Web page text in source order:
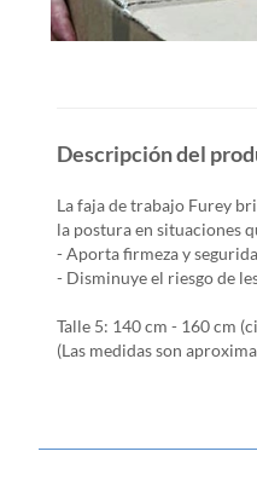
Descripción del
La faja de trabajo Furey
la postura en situaciones
- Aporta firmeza y
- Disminuye el riesgo de
Talle 5: 140 cm - 160 cm
(Las medidas son